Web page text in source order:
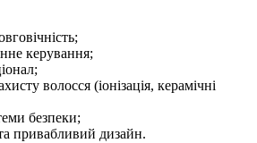
керування;
волосся (іонізація, керамічні
безпеки;
привабливий дизайн.